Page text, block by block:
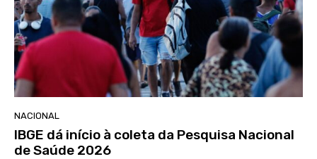
NACIONAL
IBGE dá início à coleta da Pesquisa Nacional
de Saúde 2026